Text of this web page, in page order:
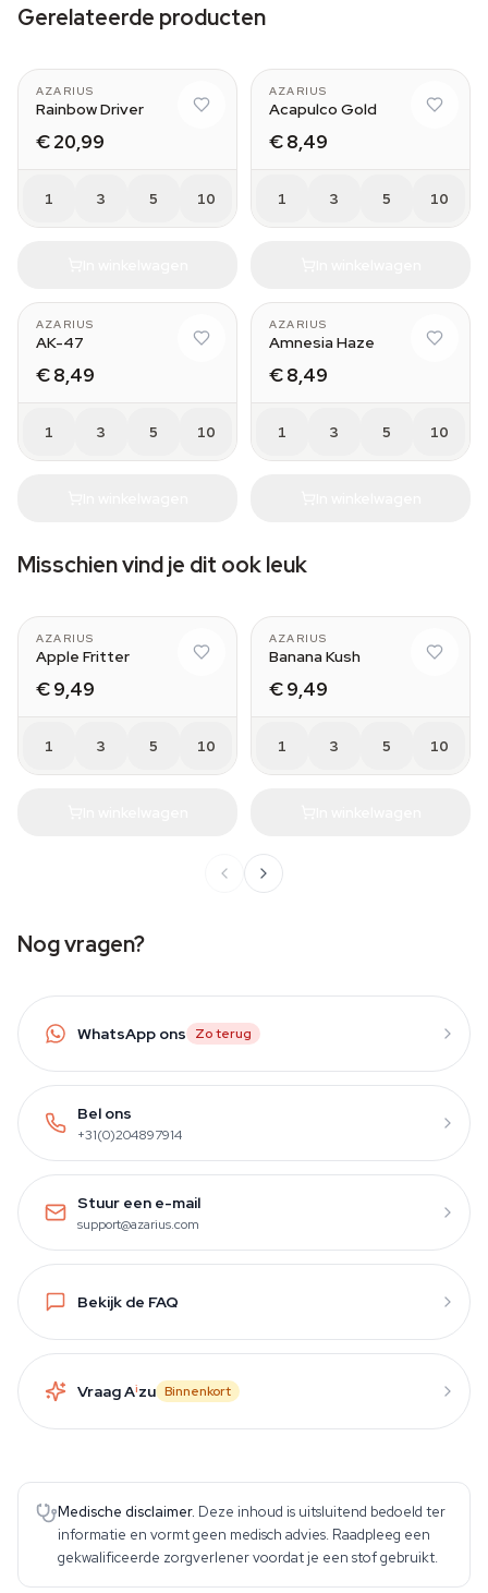
Gerelateerde producten
AZARIUS
Rainbow Driver
€ 20,99
1 3 5 10
AZARIUS
Acapulco Gold
€ 8,49
1 3 5 10
AZARIUS
AK-47
€ 8,49
1 3 5 10
AZARIUS
Amnesia Haze
€ 8,49
1 3 5 10
Misschien vind je dit ook leuk
AZARIUS
Apple Fritter
€ 9,49
1 3 5 10
AZARIUS
Banana Kush
€ 9,49
1 3 5 10
Nog vragen?
WhatsApp ons Zo terug
Bel ons
+31(0)204897914
Stuur een e-mail
support@azarius.com
Bekijk de FAQ
Vraag Aizu Binnenkort
Medische disclaimer. Deze inhoud is uitsluitend bedoeld ter
informatie en vormt geen medisch advies. Raadpleeg een
gekwalificeerde zorgverlener voordat je een stof gebruikt.